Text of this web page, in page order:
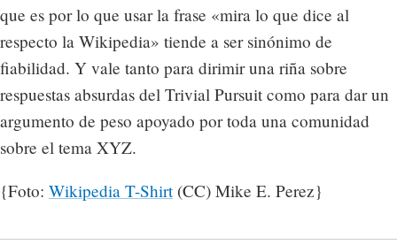
que es por lo que usar la frase «mira lo que dice al
respecto la Wikipedia» tiende a ser sinónimo de
fiabilidad. Y vale tanto para dirimir una riña sobre
respuestas absurdas del Trivial Pursuit como para dar un
argumento de peso apoyado por toda una comunidad
sobre el tema XYZ.
{Foto: Wikipedia T-Shirt(CC) Mike E. Perez}